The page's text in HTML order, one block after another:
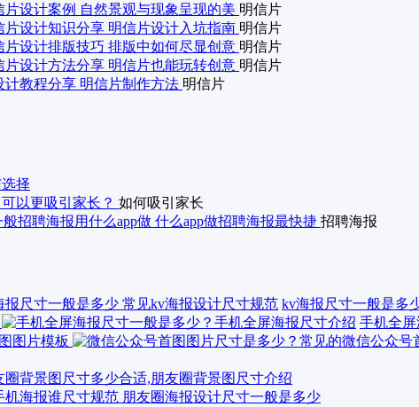
片设计案例 自然景观与现象呈现的美 明信片
片设计知识分享 明信片设计入坑指南 明信片
片设计排版技巧 排版中如何尽显创意 明信片
片设计方法分享 明信片也能玩转创意 明信片
计教程分享 明信片制作方法 明信片
择
以更吸引家长？ 如何吸引家长
般招聘海报用什么app做 什么app做招聘海报最快捷 招聘海报
kv海报尺寸一般是多
手机全
圈背景图尺寸多少合适,朋友圈背景图尺寸介绍
机海报谁尺寸规范 朋友圈海报设计尺寸一般是多少